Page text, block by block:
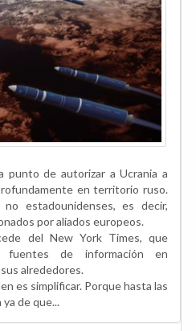
punto de autorizar a Ucrania a
en territorio ruso.
estadounidenses, es decir,
por aliados europeos.
del New York Times, que
fuentes de información en
alrededores.
es simplificar. Porque hasta las
de que...